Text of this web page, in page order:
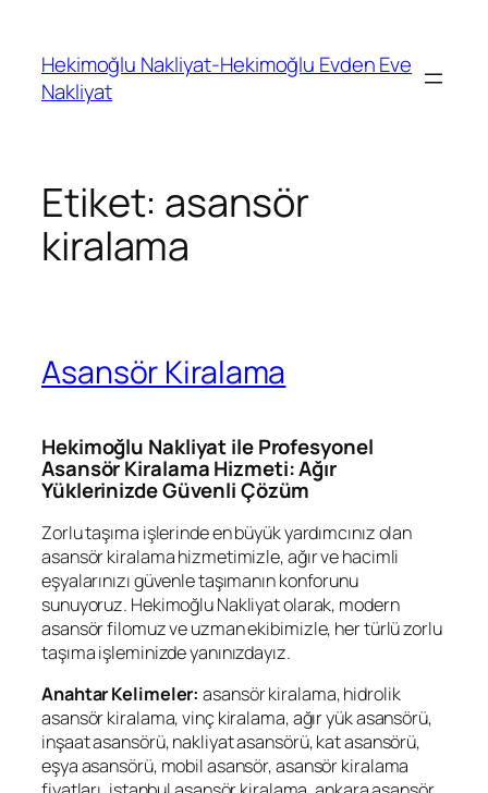
Hekimoğlu Nakliyat-Hekimoğlu Evden Eve
Nakliyat
Etiket: asansör
kiralama
Asansör Kiralama
Hekimoğlu Nakliyat ile Profesyonel
Asansör Kiralama Hizmeti: Ağır
Yüklerinizde Güvenli Çözüm
Zorlu taşıma işlerinde en büyük yardımcınız olan
asansör kiralama hizmetimizle, ağır ve hacimli
eşyalarınızı güvenle taşımanın konforunu
sunuyoruz. Hekimoğlu Nakliyat olarak, modern
asansör filomuz ve uzman ekibimizle, her türlü zorlu
taşıma işleminizde yanınızdayız.
Anahtar Kelimeler: asansör kiralama, hidrolik
asansör kiralama, vinç kiralama, ağır yük asansörü,
inşaat asansörü, nakliyat asansörü, kat asansörü,
eşya asansörü, mobil asansör, asansör kiralama